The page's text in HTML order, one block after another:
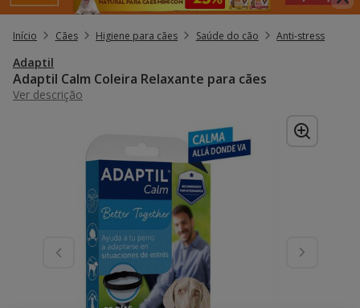
Início Cães Higiene para cães Saúde do cão Anti-stress
Adaptil
Adaptil Calm Coleira Relaxante para cães
Ver descrição